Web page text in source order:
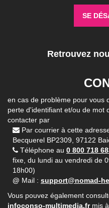
SE
Retrouvez
en cas de problème pour vous
perte d'identifiant et/ou de mot
contacter par
Par courrier à cette
Becquerel BP2309, 97122
Téléphone au 0 800 718
fixe, du lundi au vendredi de
18h00)
@ Mail : support@nomad-
Vous pouvez également
infoconso-multimedia.frmis à